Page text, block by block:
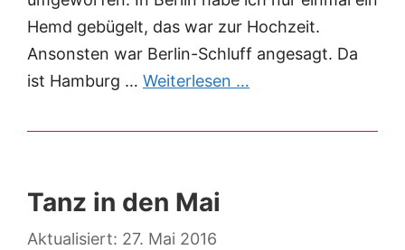
Hemd gebügelt, das war zur Hochzeit.
Ansonsten war Berlin-Schluff angesagt. Da
ist Hamburg … Weiterlesen …
Tanz in den Mai
27. Mai 2016